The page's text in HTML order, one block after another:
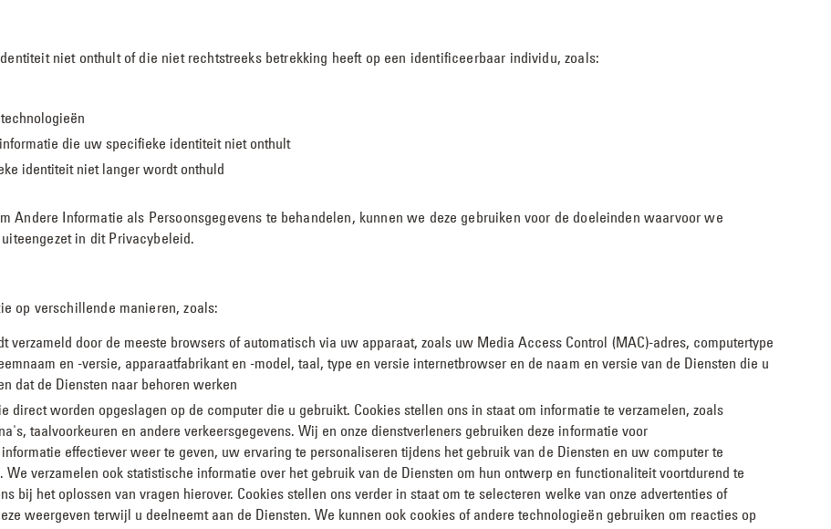
niet onthult of die niet rechtstreeks betrekking heeft op een identificeerbaar individu, zoals:
die uw specifieke identiteit niet onthult
identiteit niet langer wordt onthuld
Informatie als Persoonsgegevens te behandelen, kunnen we deze gebruiken voor de doeleinden waarvoor we
in dit Privacybeleid.
op verschillende manieren, zoals:
verzameld door de meeste browsers of automatisch via uw apparaat, zoals uw Media Access Control (MAC)-adres, computertype
en -versie, apparaatfabrikant en -model, taal, type en versie internetbrowser en de naam en versie van de Diensten die u
dat de Diensten naar behoren werken
direct worden opgeslagen op de computer die u gebruikt. Cookies stellen ons in staat om informatie te verzamelen, zoals
taalvoorkeuren en andere verkeersgegevens. Wij en onze dienstverleners gebruiken deze informatie voor
effectiever weer te geven, uw ervaring te personaliseren tijdens het gebruik van de Diensten en uw computer te
verzamelen ook statistische informatie over het gebruik van de Diensten om hun ontwerp en functionaliteit voortdurend te
bij het oplossen van vragen hierover. Cookies stellen ons verder in staat om te selecteren welke van onze advertenties of
weergeven terwijl u deelneemt aan de Diensten. We kunnen ook cookies of andere technologieën gebruiken om reacties op